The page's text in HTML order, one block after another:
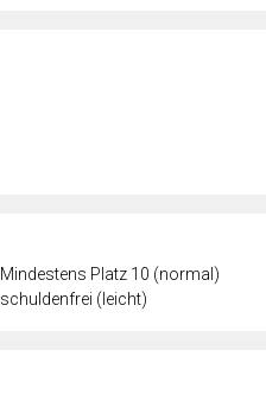
Mindestens Platz 10 (normal)
schuldenfrei (leicht)